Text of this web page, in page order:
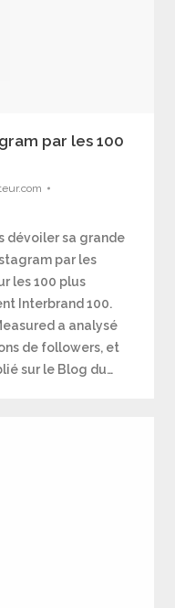
par les 100
dévoiler sa grande
par les
les 100 plus
Interbrand 100.
a analysé
de followers, et
sur le Blog du…